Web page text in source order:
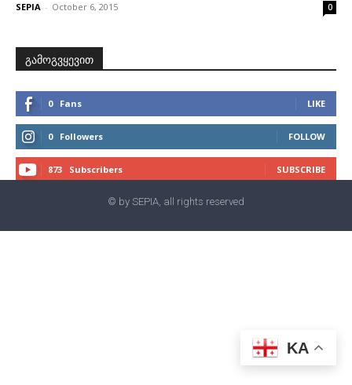
SEPIA - October 6, 2015 0
გამოგვყევით
0 Fans LIKE
0 Followers FOLLOW
873 Subscribers SUBSCRIBE
© by SEPIA, all rights reserved
KA